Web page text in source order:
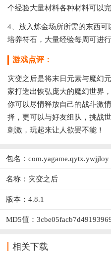
个经验大量材料各种材料可以
4、放入炼金场所所需的东西
培养符石，大量经验每周可进行
游戏点评：
灾变之后是将末日元素与魔幻
家打造出恢弘庞大的魔幻世界
你可以尽情释放自己的战斗激
择，更可以与好友组队，挑战
刺激，玩起来让人欲罢不能！
包名：com.yagame.qytx.ywjjloy
名称：灾变之后
版本：4.8.1
MD5值：
相关下载